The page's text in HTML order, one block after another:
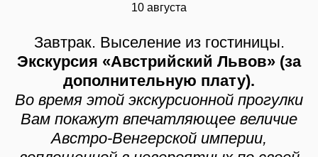
10 августа
Завтрак. Выселение из гостиницы.
Экскурсия «Австрийский Львов» (за
дополнительную плату).
Во время этой экскурсионной прогулки
Вам покажут впечатляющее величие
Австро-Венгерской империи,